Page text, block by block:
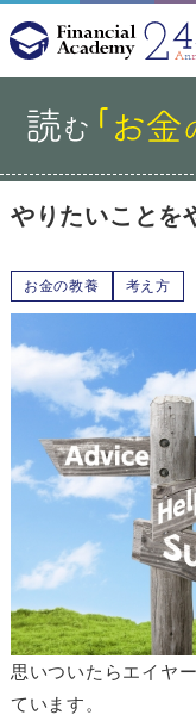
やりたいことを
お金の教養
考え方
思いついたらエイヤ
ています。